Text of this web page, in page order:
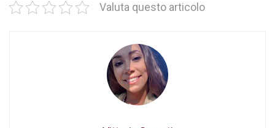
Valuta questo articolo